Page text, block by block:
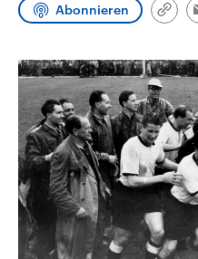
Abonnieren
Link